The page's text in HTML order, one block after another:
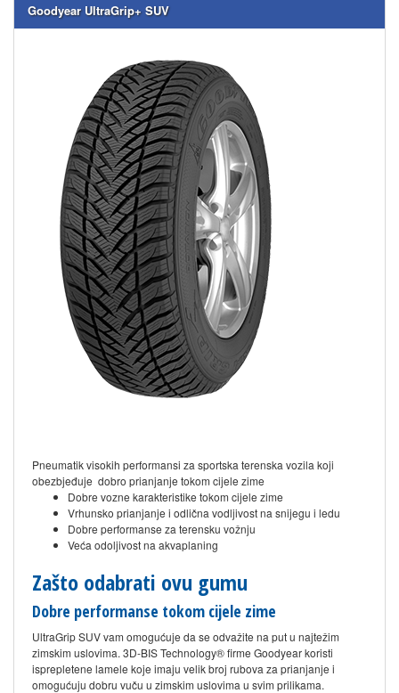
Goodyear UltraGrip+ SUV
Pneumatik visokih performansi za sportska terenska vozila koji
obezbjeđuje dobro prianjanje tokom cijele zime
Dobre vozne karakteristike tokom cijele zime
Vrhunsko prianjanje i odlična vodljivost na snijegu i ledu
Dobre performanse za terensku vožnju
Veća odoljivost na akvaplaning
Zašto odabrati ovu gumu
Dobre performanse tokom cijele zime
UltraGrip SUV vam omogućuje da se odvažite na put u najtežim
zimskim uslovima. 3D-BIS Technology® firme Goodyear koristi
isprepletene lamele koje imaju velik broj rubova za prianjanje i
omogućuju dobru vuču u zimskim uslovima u svim prilikama.